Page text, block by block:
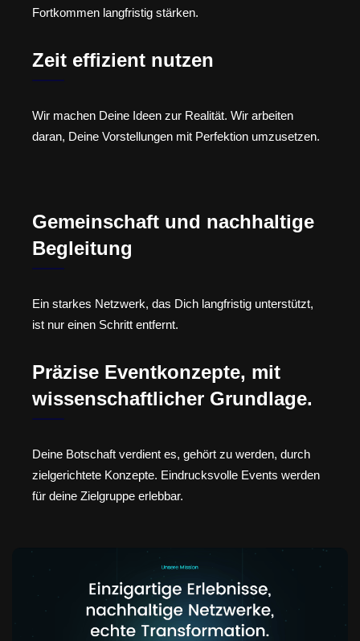
Fortkommen langfristig stärken.
Zeit effizient nutzen
Wir machen Deine Ideen zur Realität. Wir arbeiten
daran, Deine Vorstellungen mit Perfektion umzusetzen.
Gemeinschaft und nachhaltige
Begleitung
Ein starkes Netzwerk, das Dich langfristig unterstützt,
ist nur einen Schritt entfernt.
Präzise Eventkonzepte, mit
wissenschaftlicher Grundlage.
Deine Botschaft verdient es, gehört zu werden, durch
zielgerichtete Konzepte. Eindrucksvolle Events werden
für deine Zielgruppe erlebbar.